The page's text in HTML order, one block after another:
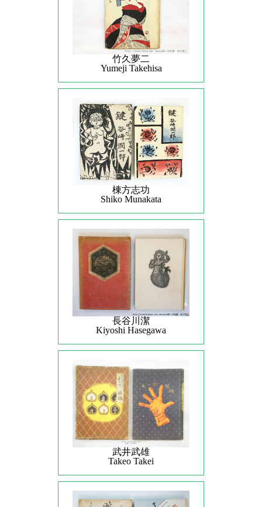
竹久夢二
Yumeji Takehisa
棟方志功
Shiko Munakata
長谷川潔
Kiyoshi Hasegawa
武井武雄
Takeo Takei